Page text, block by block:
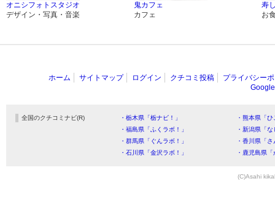
オニシフォトスタジオ
デザイン・写真・音楽
鬼カフェ
カフェ
寿
お
ホーム サイトマップ ログイン クチコミ投稿
プライバシー
全国のクチコミナビ(R) ・栃木県「栃ナビ！」
・熊本県「
・福島県「ふくラボ！」
・新潟県「
・群馬県「ぐんラボ！」
・香川県「
・石川県「金沢ラボ！」
・鹿児島県
(C)Asahi